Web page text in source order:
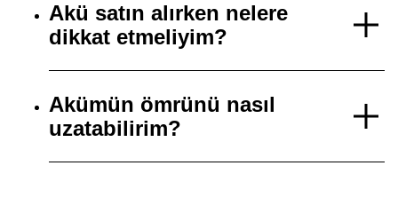
Akü satın alırken nelere
dikkat etmeliyim?
Akümün ömrünü nasıl
uzatabilirim?